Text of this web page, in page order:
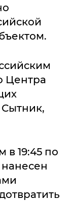
Центра
19:45 по